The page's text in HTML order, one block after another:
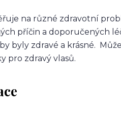
na různé zdravotní
příčin a doporučených
byly zdravé a krásné.
pro zdravý vlasů.